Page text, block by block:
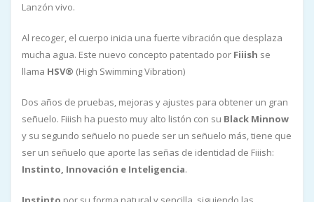
Lanzón vivo.
Al recoger, el cuerpo inicia una fuerte vibración que desplaza
mucha agua. Este nuevo concepto patentado por Fiiish se
llama HSV® (High Swimming Vibration)
Dos años de pruebas, mejoras y ajustes para obtener un gran
señuelo. Fiiish ha puesto muy alto listón con su Black Minnow
y su segundo señuelo no puede ser un señuelo más, tiene que
ser un señuelo que aporte las señas de identidad de Fiiish:
Instinto, Innovación e Inteligencia.